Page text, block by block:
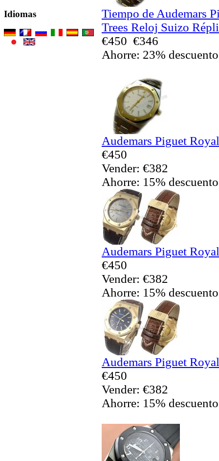
Idiomas
Tiempo de Audemars
Trees Reloj Suizo
€450 €346
Ahorre: 23% descuento
Audemars Piguet
€450
Vender: €382
Ahorre: 15% descuento
Audemars Piguet
€450
Vender: €382
Ahorre: 15% descuento
Audemars Piguet
€450
Vender: €382
Ahorre: 15% descuento